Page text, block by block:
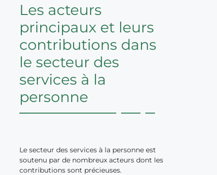
Les acteurs
principaux et leurs
contributions dans
le secteur des
services à la
personne
Le secteur des services à la personne est
soutenu par de nombreux acteurs dont les
contributions sont précieuses.